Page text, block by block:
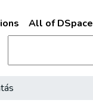
All of DSpace